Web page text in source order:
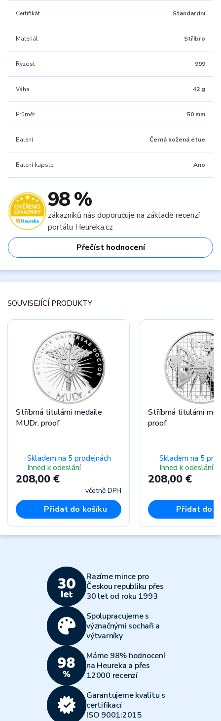
Certifikát Standardní
Materiál Stříbro
Ryzost 999
Váha 42 g
Průměr 50 mm
Balení Černá kožená etue
Balení kapsle Ano
98 %
zákazníků nás doporučuje na základě recenzí
portálu Heureka.cz
Přečíst hodnocení
SOUVISEJÍCÍ PRODUKTY
Stříbrná titulární medaile
MUDr. proof
Skladem na 5 prodejnách
Ihned k odeslání
208,00 €
včetně DPH
Přidat do košíku
Stříbrná titulární
proof
Skladem na 5
Ihned k odeslání
208,00 €
Přidat do
Razíme mince pro
Českou republiku přes
30 let od roku 1993
Spolupracujeme s
význačnými sochaři a
výtvarníky
Máme 98% hodnocení
na Heureka a přes
12000 recenzí
Garantujeme kvalitu s
certifikací
ISO 9001:2015